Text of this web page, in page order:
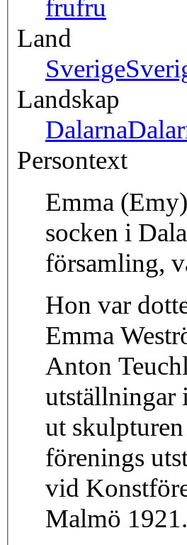
frufru
Land
Sverige
Landskap
Dalarna
Persontext
Emma
socken i
församling,
Hon var
Emma
Anton
utställningar
ut
förenings
vid
Malmö 1921.